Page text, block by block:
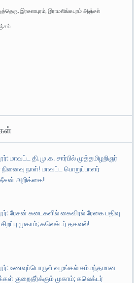
இரசுலாபுரம், இராமலிங்கபுரம் அஞ்சல்
மாவட்ட தி.மு.க. சார்பில் முத்தமிழறிஞர்
நாள்! மாவட்ட பொறுப்பாளர்
அறிக்கை!
ரேசன் கடைகளில் கைவிரல் ரேகை பதிவு
முகாம்; கலெக்டர் தகவல்!
உணவுப்பொருள் வழங்கல் சம்மந்தமான
குறைதீர்க்கும் முகாம்; கலெக்டர்